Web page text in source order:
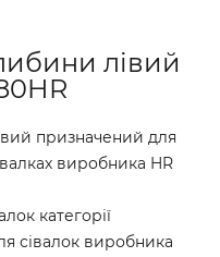
лівий
призначений для
виробника HR
категорії
сівалок виробника